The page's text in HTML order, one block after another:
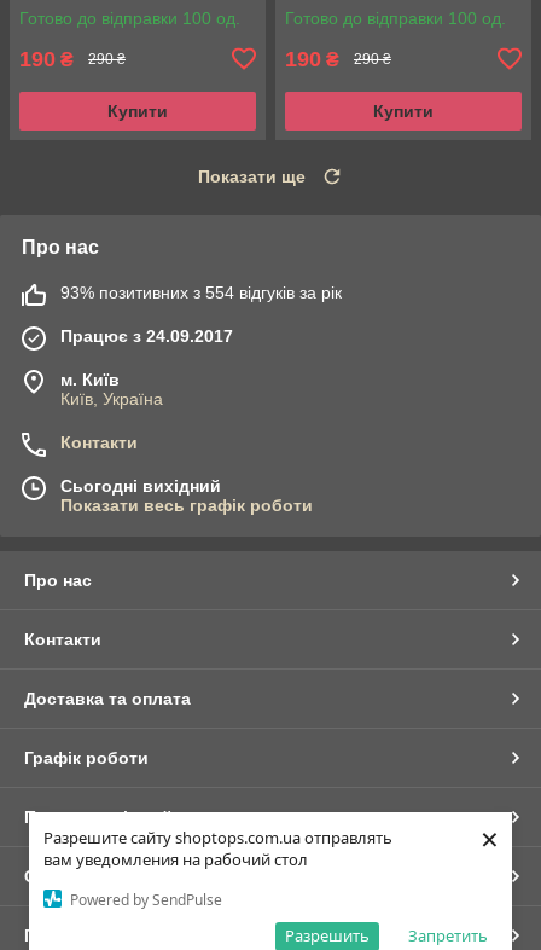
Разрешите сайту shoptops.com.ua отправлять
вам уведомления на рабочий стол
Powered by SendPulse
Запретить
Разрешить
×
Готово до відправки 100 од.
190 ₴ 290 ₴
Купити
Готово до відправки 100 од.
190 ₴ 290 ₴
Купити
Показати ще
Про нас
93% позитивних з 554 відгуків за рік
Працює з 24.09.2017
м. Київ
Київ, Україна
Контакти
Сьогодні вихідний
Показати весь графік роботи
Про нас
Контакти
Доставка та оплата
Графік роботи
Повна версія сайту
Сайт створено на маркетплейсі
Політика конфіденційності